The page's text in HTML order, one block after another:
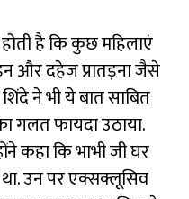
है कि कुछ महिलाएं
और दहेज प्रातड़ना जैसे
ने भी ये बात साबित
गलत फायदा उठाया.
कहा कि भाभी जी घर
उन पर एक्सक्लूसिव